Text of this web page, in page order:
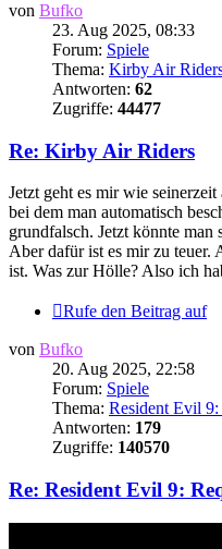
von Bufko
23. Aug 2025, 08:33
Forum: Spiele
Thema: Kirby Air
Antworten: 62
Zugriffe: 44477
Re: Kirby Air Riders
Jetzt geht es mir wie
bei dem man automatisch
grundfalsch. Jetzt könnte man
Aber dafür ist es mir zu teuer.
ist. Was zur Hölle? Also ich
Rufe den Beitrag auf
von Bufko
20. Aug 2025, 22:58
Forum: Spiele
Thema: Resident Evil
Antworten: 179
Zugriffe: 140570
Re: Resident Evil 9: